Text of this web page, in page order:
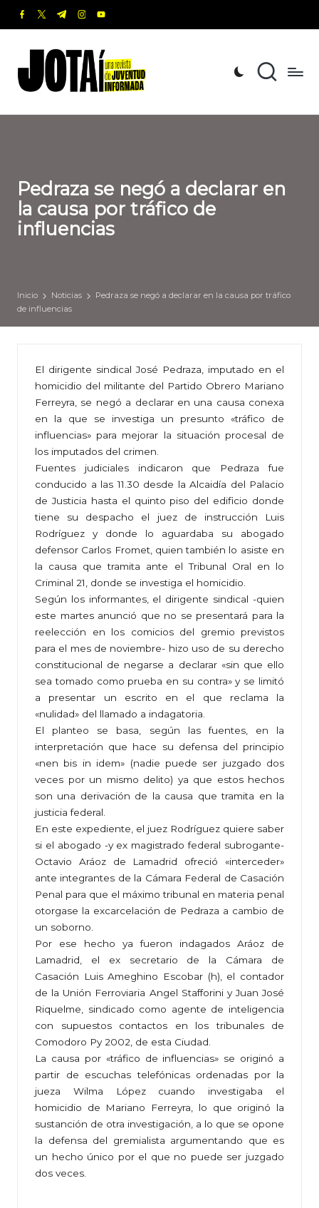
Saltar
contenido
facebook.com
twitter.com
t.me instagram.com
youtube.com
o
t
revista
de
Informada
Pedraza se negó a declarar en
la causa por tráfico de
influencias
Inicio Noticias
Pedraza se negó a declarar en la causa por tráfico
de influencias
El dirigente sindical José Pedraza, imputado en el
homicidio del militante del Partido Obrero Mariano
Ferreyra, se negó a declarar en una causa conexa
en la que se investiga un presunto «tráfico de
influencias» para mejorar la situación procesal de
los imputados del crimen.
Fuentes judiciales indicaron que Pedraza fue
conducido a las 11.30 desde la Alcaidía del Palacio
de Justicia hasta el quinto piso del edificio donde
tiene su despacho el juez de instrucción Luis
Rodríguez y donde lo aguardaba su abogado
defensor Carlos Fromet, quien también lo asiste en
la causa que tramita ante el Tribunal Oral en lo
Criminal 21, donde se investiga el homicidio.
Según los informantes, el dirigente sindical -quien
este martes anunció que no se presentará para la
reelección en los comicios del gremio previstos
para el mes de noviembre- hizo uso de su derecho
constitucional de negarse a declarar «sin que ello
sea tomado como prueba en su contra» y se limitó
a presentar un escrito en el que reclama la
«nulidad» del llamado a indagatoria.
El planteo se basa, según las fuentes, en la
interpretación que hace su defensa del principio
«nen bis in idem» (nadie puede ser juzgado dos
veces por un mismo delito) ya que estos hechos
son una derivación de la causa que tramita en la
justicia federal.
En este expediente, el juez Rodríguez quiere saber
si el abogado -y ex magistrado federal subrogante-
Octavio Aráoz de Lamadrid ofreció «interceder»
ante integrantes de la Cámara Federal de Casación
Penal para que el máximo tribunal en materia penal
otorgase la excarcelación de Pedraza a cambio de
un soborno.
Por ese hecho ya fueron indagados Aráoz de
Lamadrid, el ex secretario de la Cámara de
Casación Luis Ameghino Escobar (h), el contador
de la Unión Ferroviaria Angel Stafforini y Juan José
Riquelme, sindicado como agente de inteligencia
con supuestos contactos en los tribunales de
Comodoro Py 2002, de esta Ciudad.
La causa por «tráfico de influencias» se originó a
partir de escuchas telefónicas ordenadas por la
jueza Wilma López cuando investigaba el
homicidio de Mariano Ferreyra, lo que originó la
sustanción de otra investigación, a lo que se opone
la defensa del gremialista argumentando que es
un hecho único por el que no puede ser juzgado
dos veces.